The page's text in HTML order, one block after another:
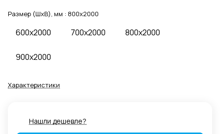
Размер (ШхВ), мм : 800x2000
600x2000 700x2000 800x2000
900x2000
Характеристики
Нашли дешевле?